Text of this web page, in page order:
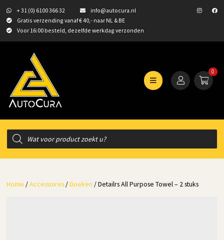
+ 31 (0) 6100 366 32
info@autocura.nl
Gratis verzending vanaf € 40,- naar NL & BE
Voor 16:00 besteld, dezelfde werkdag verzonden
0
Producten
zoeken
Home /Accessoires /Doeken / Detailrs All Purpose Towel – 2 stuks